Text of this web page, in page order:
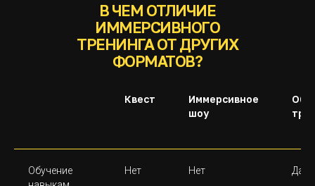
В ЧЕМ ОТЛИЧИЕ
ИММЕРСИВНОГО
ТРЕНИНГА ОТ ДРУГИХ
ФОРМАТОВ?
Квест
Иммерсивное
шоу
Обучение
Нет Нет Да/